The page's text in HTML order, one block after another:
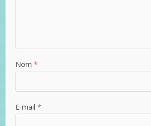
Nom *
E-mail *